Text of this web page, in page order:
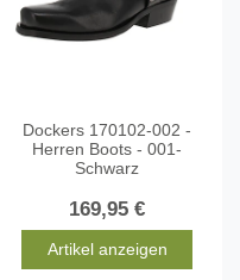
Dockers 170102-002 -
Herren Boots - 001-
Schwarz
169,95 €
Artikel anzeigen